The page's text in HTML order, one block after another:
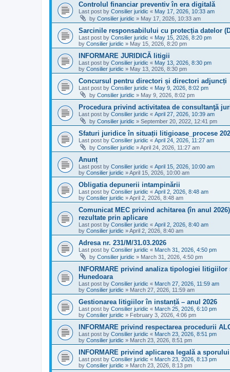
Controlul financiar preventiv în era digitală
Last post by Consilier juridic « May 17, 2026, 10:33 am
by Consilier juridic » May 17, 2026, 10:33 am
Sarcinile responsabilului cu protecția datelor
Last post by Consilier juridic « May 15, 2026, 8:20 pm
by Consilier juridic » May 15, 2026, 8:20 pm
INFORMARE JURIDICĂ litigii
Last post by Consilier juridic « May 13, 2026, 8:30 pm
by Consilier juridic » May 13, 2026, 8:30 pm
Concursul pentru directori și directori adjuncți
Last post by Consilier juridic « May 9, 2026, 8:02 pm
by Consilier juridic » May 9, 2026, 8:02 pm
Procedura privind activitatea de consultanţă
Last post by Consilier juridic « April 27, 2026, 10:39 am
by Consilier juridic » September 20, 2022, 12:41 pm
Sfaturi juridice în situații litigioase_procese
Last post by Consilier juridic « April 24, 2026, 11:27 am
by Consilier juridic »April 24, 2026, 11:27 am
Anunț
Last post by Consilier juridic « April 15, 2026, 10:00 am
by Consilier juridic »April 15, 2026, 10:00 am
Obligatia depunerii intampinării
Last post by Consilier juridic « April 2, 2026, 8:48 am
by Consilier juridic »April 2, 2026, 8:48 am
Comunicat MEC privind achitarea (în anul
rezultate prin aplicare
Last post by Consilier juridic « April 2, 2026, 8:40 am
by Consilier juridic »April 2, 2026, 8:40 am
Adresa nr. 231/M/31.03.2026
Last post by Consilier juridic « March 31, 2026, 4:50 pm
by Consilier juridic » March 31, 2026, 4:50 pm
INFORMARE privind analiza tipologiei
Hunedoara
Last post by Consilier juridic « March 27, 2026, 11:59 am
by Consilier juridic » March 27, 2026, 11:59 am
Gestionarea litigiilor în instanță – anul 2026
Last post by Consilier juridic « March 25, 2026, 6:10 pm
by Consilier juridic » February 3, 2026, 4:06 pm
INFORMARE privind respectarea procedurii
Last post by Consilier juridic « March 23, 2026, 8:51 pm
by Consilier juridic » March 23, 2026, 8:51 pm
INFORMARE privind aplicarea legală a
Last post by Consilier juridic « March 23, 2026, 8:13 pm
by Consilier juridic » March 23, 2026, 8:13 pm